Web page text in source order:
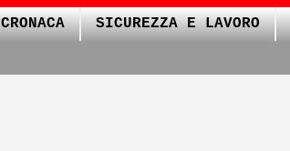
CRONACA SICUREZZA E LAVORO